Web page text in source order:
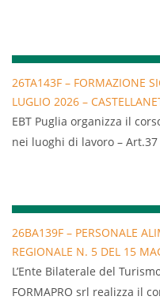
decreto ministeriale n.
Durata: 4 ore
Validità: 3 anni
26TA143F – FORMAZIONE
LUGLIO 2026 –
EBT Puglia organizza il
nei luoghi di lavoro –
n. 59/CSR – 17 aprile
81/2008 e s.m.i. a carico di
imprese classificate a
Il corso è diretto a tutte le
26BA139F – PERSONALE
REGIONALE N. 5 DEL 15
IDONEITÀ SANITARIA –
L’Ente Bilaterale del
FORMAPRO srl realizza il